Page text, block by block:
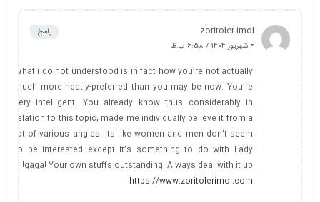
zoritoler imol
6 شهریور 1404 / 6:58 ب.ظ
پاسخ
What i do not understood is in fact how you’re not actually
much more neatly-preferred than you may be now. You’re
very intelligent. You already know thus considerably in
relation to this topic, made me individually believe it from a
lot of various angles. Its like women and men don’t seem
to be interested except it’s something to do with Lady
gaga! Your own stuffs outstanding. Always deal with it up!
https://www.zoritolerimol.com